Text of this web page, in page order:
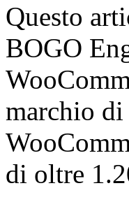
Questo
BOGO
marchio
di oltre